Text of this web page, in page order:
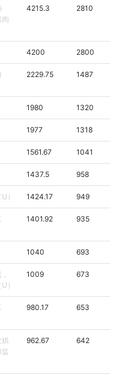
肉
4215.3 2810
4200 2800
2229.75 1487
1980 1320
1977 1318
1561.67 1041
1437.5 958
） 1424.17 949
1401.92 935
1040 693
）
1009 673
980.17 653
962.67 642